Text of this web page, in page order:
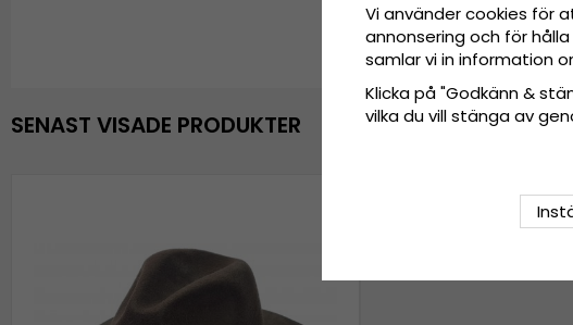
SENAST VISADE PRODUKTER
Vi använder cookies för
annonsering och för
samlar vi in information
Klicka på "Godkänn &
vilka du vill stänga av